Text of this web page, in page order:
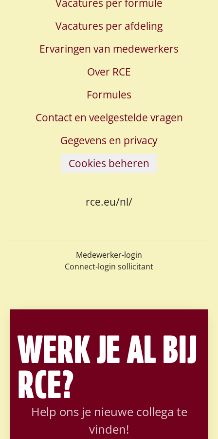
Vacatures per afdeling
Ervaringen van medewerkers
Over RCE
Formules
Contact en veelgestelde vragen
Gegevens en privacy
Cookies beheren
rce.eu/nl/
Medewerker-login
Connect-login sollicitant
WERK JE AL BIJ
RCE?
Help ons je nieuwe collega te
vinden!